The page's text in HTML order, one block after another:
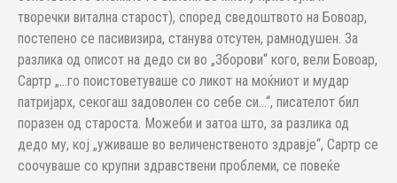
творечки витална старост), според сведоштвото на Бовоар,
постепено се пасивизира, станува отсутен, рамнодушен. За
разлика од описот на дедо си во „Зборови“ кого, вели Бовоар,
Сартр „…го поистоветуваше со ликот на моќниот и мудар
патријарх, секогаш задоволен со себе си…“, писателот бил
поразен од староста. Можеби и затоа што, за разлика од
дедо му, кој „уживаше во величенственото здравје“, Сартр се
соочуваше со крупни здравствени проблеми, се повеќе